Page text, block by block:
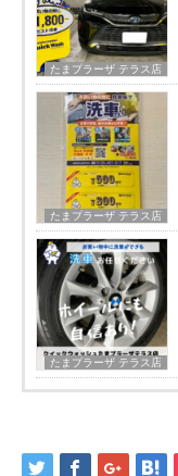
たまプラーザ テラス店
たまプラーザ テラス店
たまプラーザ テラス店